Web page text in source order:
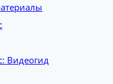
Видеогид